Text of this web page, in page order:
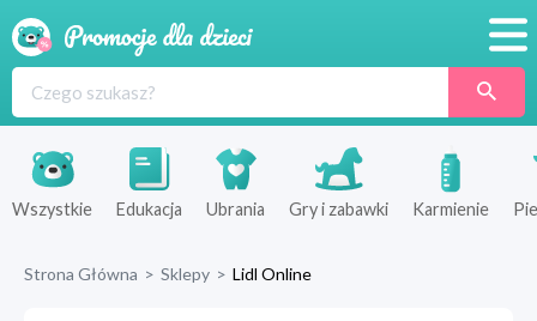
Produkty
Sklepy
Wszystkie Edukacja Ubrania Gry i zabawki Karmienie
Strona Główna > Sklepy > Lidl Online